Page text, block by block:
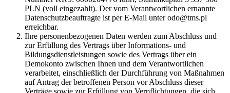
PLN (voll eingezahlt). Der vom Verantwortlichen ernannte
Datenschutzbeauftragte ist per E-Mail unter odo@tms.pl
erreichbar.
Ihre personenbezogenen Daten werden zum Abschluss und
zur Erfüllung des Vertrags über Informations- und
Bildungsdienstleistungen sowie des Vertrags über ein
Demokonto zwischen Ihnen und dem Verantwortlichen
verarbeitet, einschließlich der Durchführung von Maßnahmen
auf Antrag der betroffenen Person vor Abschluss dieser
Verträge sowie zur Erfüllung von Verpflichtungen, die sich